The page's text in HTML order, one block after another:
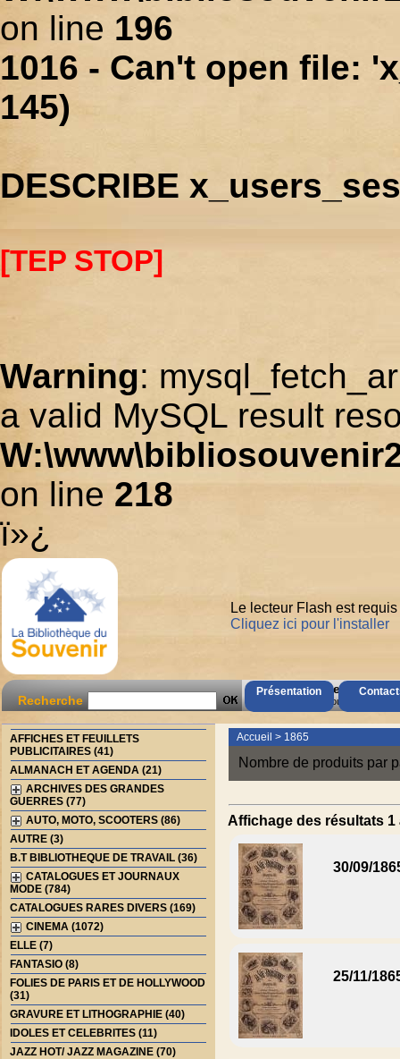
on line 196
1016 - Can't open file:
145)
DESCRIBE
[TEP STOP]
Warning:
a valid MySQL result
on line 218
ï»¿
Présentation
Le lecteur Flash est
Cliquez ici pour l'installer
Recherche
AccÃ¨s Client
Mot de passe oubliÃ© ?
AFFICHES ET FEUILLETS
PUBLICITAIRES (41)
ALMANACH ET AGENDA (21)
ARCHIVES DES GRANDES
GUERRES (77)
AUTO, MOTO, SCOOTERS (86)
AUTRE (3)
B.T BIBLIOTHEQUE DE TRAVAIL (36)
CATALOGUES ET JOURNAUX
MODE (784)
CATALOGUES RARES DIVERS (169)
CINEMA (1072)
ELLE (7)
FANTASIO (8)
FOLIES DE PARIS ET DE HOLLYWOOD
(31)
GRAVURE ET LITHOGRAPHIE (40)
IDOLES ET CELEBRITES (11)
JAZZ HOT/ JAZZ MAGAZINE (70)
Accueil > 1865
Nombre de produits par
Affichage des résultats 1
30/09/
25/11/